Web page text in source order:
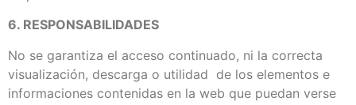
6. RESPONSABILIDADES
No se garantiza el acceso continuado, ni la correcta
visualización, descarga o utilidad de los elementos e
informaciones contenidas en la web que puedan verse